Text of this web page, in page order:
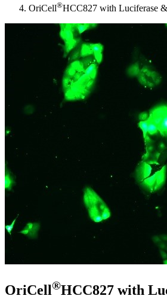
OriCell®HCC827 with Luciferase
OriCell®HCC827 with